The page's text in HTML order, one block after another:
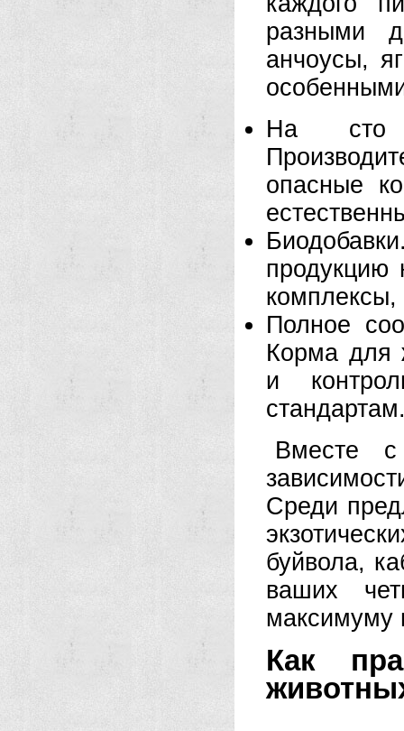
разными
анчоусы,
На сто
опасные
продукцию
Полное
Корма для
и
Вместе
Среди
буйвола,
ваших
максимуму
Как